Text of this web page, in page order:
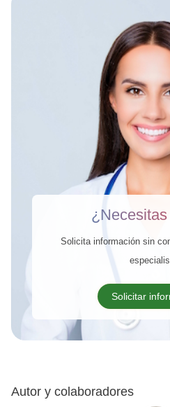
Solicita información sin
Solicitar
Autor y colaboradores